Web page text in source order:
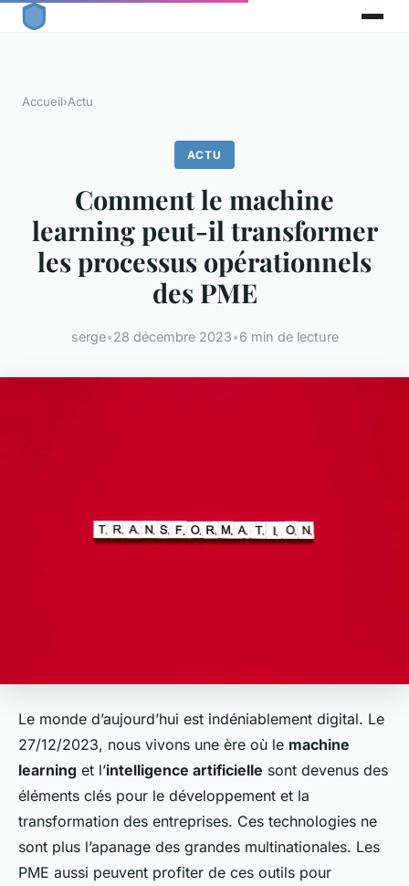
Accueil›Actu
ACTU
Comment le machine
learning peut-il transformer
les processus opérationnels
des PME
serge•28 décembre 2023•6 min de lecture
Le monde d’aujourd’hui est indéniablement digital. Le
27/12/2023, nous vivons une ère où le machine
learning et l’intelligence artificielle sont devenus des
éléments clés pour le développement et la
transformation des entreprises. Ces technologies ne
sont plus l’apanage des grandes multinationales. Les
PME aussi peuvent profiter de ces outils pour